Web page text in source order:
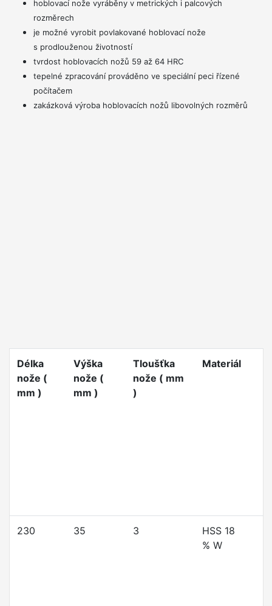
hoblovací nože vyráběny v metrických i palcových
rozměrech
je možné vyrobit povlakované hoblovací nože
s prodlouženou životností
tvrdost hoblovacích nožů 59 až 64 HRC
tepelné zpracování prováděno ve speciální peci řízené
počítačem
zakázková výroba hoblovacích nožů libovolných rozměrů
Délka
nože (
mm )
Výška
nože (
mm )
Tloušťka
nože ( mm
)
Materiál
230 35 3
HSS 18
% W